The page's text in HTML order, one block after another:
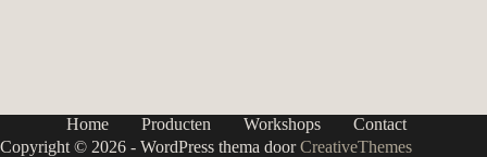
Home Producten Workshops
Contact
Copyright © 2026 - WordPress thema doorCreativeThemes